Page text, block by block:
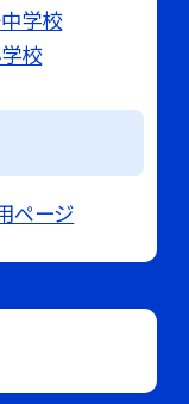
学校
校
ページ